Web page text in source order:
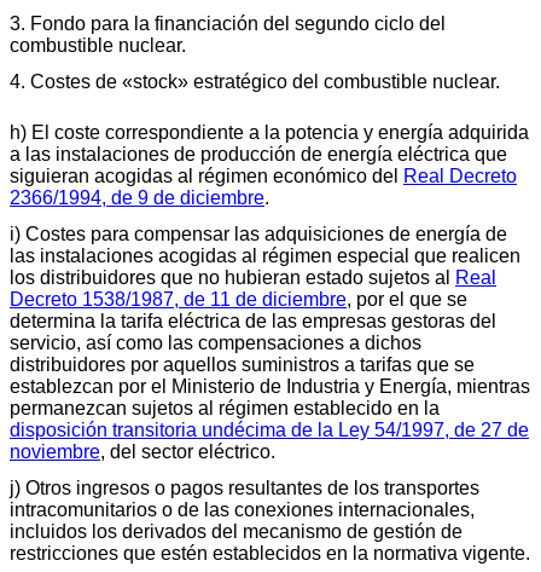
3. Fondo para la financiación del segundo ciclo del
combustible nuclear.
4. Costes de «stock» estratégico del combustible nuclear.
h) El coste correspondiente a la potencia y energía adquirida
a las instalaciones de producción de energía eléctrica que
siguieran acogidas al régimen económico del Real Decreto
2366/1994, de 9 de diciembre.
i) Costes para compensar las adquisiciones de energía de
las instalaciones acogidas al régimen especial que realicen
los distribuidores que no hubieran estado sujetos al
Real
Decreto 1538/1987, de 11 de diciembre, por el que se
determina la tarifa eléctrica de las empresas gestoras del
servicio, así como las compensaciones a dichos
distribuidores por aquellos suministros a tarifas que se
establezcan por el Ministerio de Industria y Energía, mientras
permanezcan sujetos al régimen establecido en la
disposición transitoria undécima de la Ley 54/1997, de 27 de
noviembre, del sector eléctrico.
j) Otros ingresos o pagos resultantes de los transportes
intracomunitarios o de las conexiones internacionales,
incluidos los derivados del mecanismo de gestión de
restricciones que estén establecidos en la normativa vigente.